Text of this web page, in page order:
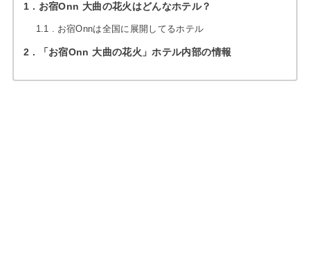
1 お宿Onn 大曲の花火はどんなホテル？
1.1 お宿Onnは全国に展開してるホテル
2 「お宿Onn 大曲の花火」ホテル内部の情報